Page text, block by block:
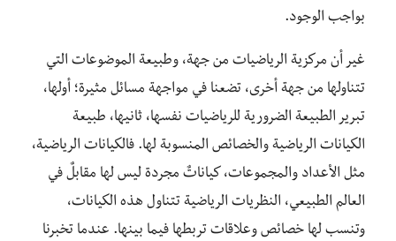
بواجب الوجود.
غير أن مركزية الرياضيات من جهة، وطبيعة الموضوعات التي
تتناولها من جهة أخرى، تضعنا في مواجهة مسائل مثيرة؛ أولها،
تبرير الطبيعة الضرورية للرياضيات نفسها، ثانيها، طبيعة
الكيانات الرياضية والخصائص المنسوبة لها. فالكيانات الرياضية،
مثل الأعداد والمجموعات، كياناتٌ مجردة ليس لها مقابلٌ في
العالم الطبيعي، النظريات الرياضية تتناول هذه الكيانات،
وتنسب لها خصائص وعلاقات تربطها فيما بينها. عندما تخبرنا